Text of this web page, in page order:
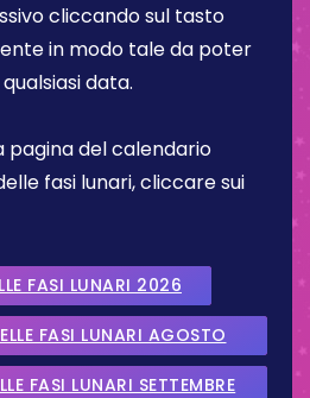
cliccando sul tasto
in modo tale da poter
data.
pagina del calendario
fasi lunari, cliccare sui
FASI LUNARI 2026
FASI LUNARI AGOSTO
2026
FASI LUNARI SETTEMBRE